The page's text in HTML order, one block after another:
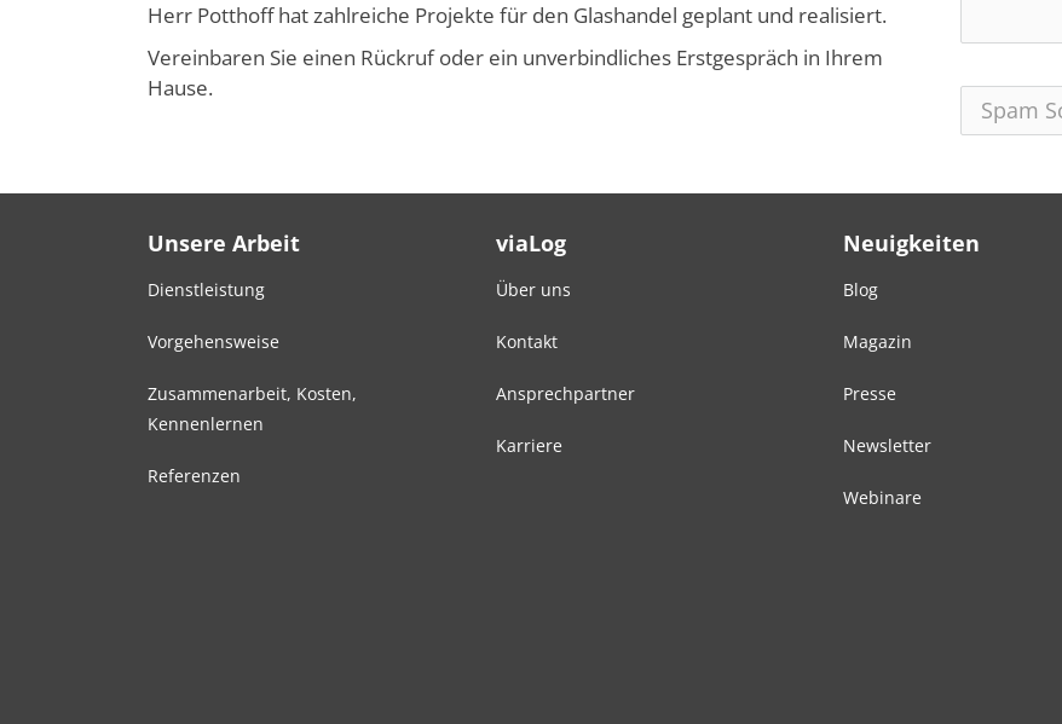
Herr Potthoff hat zahlreiche Projekte für den Glashandel geplant und realisiert.
Vereinbaren Sie einen Rückruf oder ein unverbindliches Erstgespräch in Ihrem
Hause.
Unsere Arbeit
Dienstleistung
Vorgehensweise
Zusammenarbeit, Kosten,
Kennenlernen
Referenzen
viaLog
Über uns
Kontakt
Ansprechpartner
Karriere
Neuigkeiten
Blog
Magazin
Presse
Newsletter
Webinare